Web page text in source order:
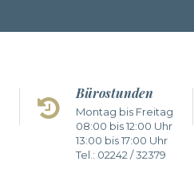
Bürostunden
Montag bis Freitag
08:00 bis 12:00 Uhr
13:00 bis 17:00 Uhr
Tel.: 02242 / 32379